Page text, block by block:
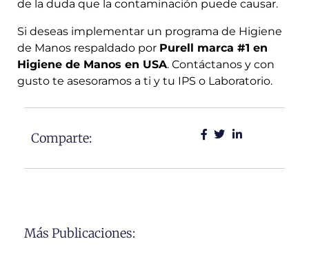
de la duda que la contaminación puede causar.
Si deseas implementar un programa de Higiene
de Manos respaldado por Purell marca #1 en
Higiene de Manos en USA. Contáctanos y con
gusto te asesoramos a ti y tu IPS o Laboratorio.
Comparte:
Más Publicaciones: